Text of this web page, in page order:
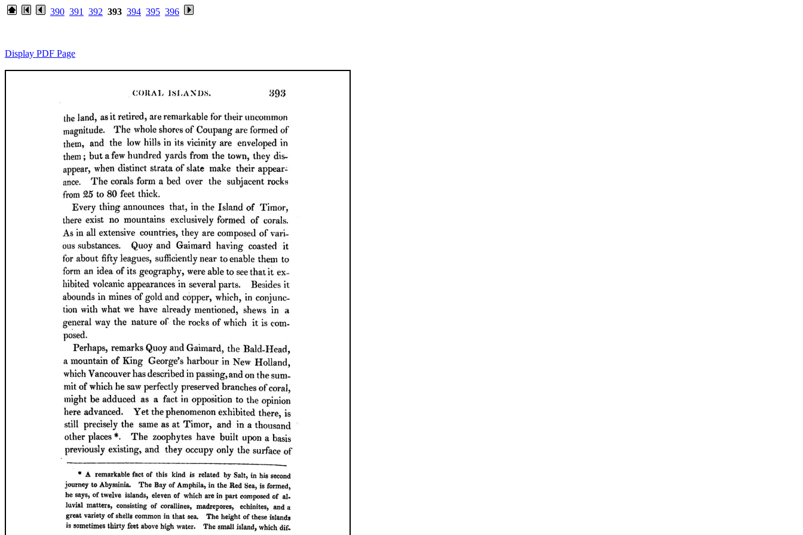
390 391 392 393 394 395 396
Display PDF Page